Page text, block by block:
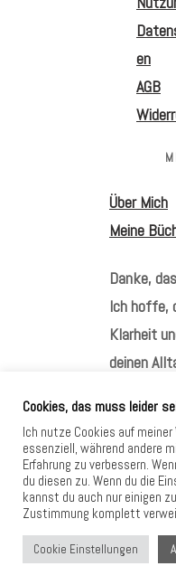
en
AGB
Über Mich
Meine
Danke,
Ich hoffe,
Klarheit
deinen
HIER
Cookies, das muss leider
Ich nutze Cookies auf
essenziell, während andere
Erfahrung zu verbessern.
du diesen zu. Wenn du die
kannst du auch nur einigen
Zustimmung komplett
Cookie Einstellungen